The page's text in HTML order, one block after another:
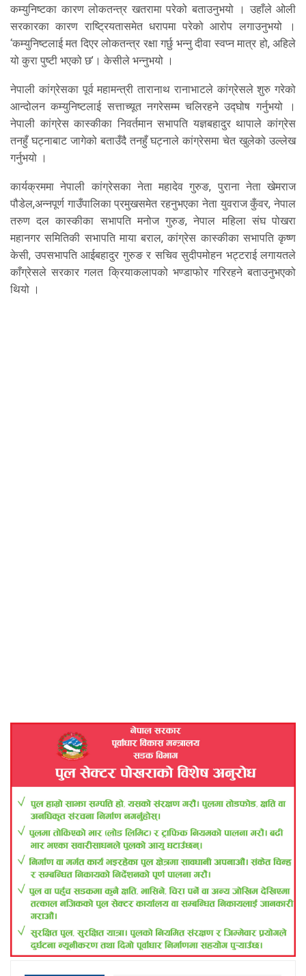
कम्युनिष्टका कारण लोकतन्त्र खतरामा परेको बताउनुभयो । उहाँले ओली
सरकारका कारण राष्ट्रियतासमेत धरापमा परेको आरोप लगाउनुभयो ।
‘कम्युनिष्टलाई मत दिएर लोकतन्त्र रक्षा गर्छु भन्नु दीवा स्वप्न मात्र हो, अहिले
यो कुरा पुष्टी भएको छ’। केसीले भन्नुभयो ।
नेपाली कांग्रेसका पूर्व महामन्त्री तारानाथ रानाभाटले कांग्रेसले शुरु गरेको
आन्दोलन कम्युनिष्टलाई सत्ताच्यूत नगरेसम्म चलिरहने उद्घोष गर्नुभयो ।
नेपाली कांग्रेस कास्कीका निवर्तमान सभापति यज्ञबहादुर थापाले कांग्रेस
तनहुँ घट्नाबाट जागेको बताउँदै तनहुँ घट्नाले कांग्रेसमा चेत खुलेको उल्लेख
गर्नुभयो ।
कार्यक्रममा नेपाली कांग्रेसका नेता महादेव गुरुङ, पुराना नेता खेमराज
पौडेल,अन्नपूर्ण गाउँपालिका प्रमुखसमेत रहनुभएका नेता युवराज कुँवर, नेपाल
तरुण दल कास्कीका सभापति मनोज गुरुङ, नेपाल महिला संघ पोखरा
महानगर समितिकी सभापति माया बराल, कांग्रेस कास्कीका सभापति कृष्ण
केसी, उपसभापति आईबहादुर गुरुङ र सचिव सुदीपमोहन भट्टराई लगायतले
काँग्रेसले सरकार गलत क्रियाकलापको भण्डाफोर गरिरहने बताउनुभएको
थियो ।